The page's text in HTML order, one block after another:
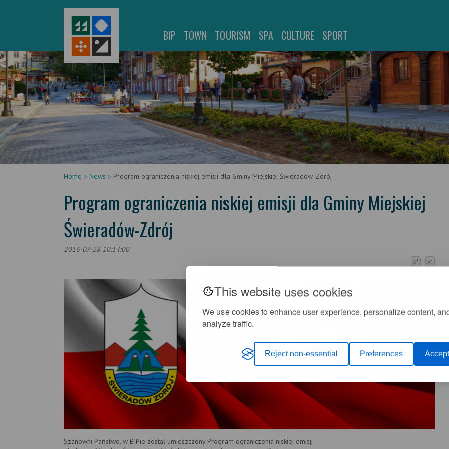
This website uses cookies
We use cookies to enhance user experience, personalize content,
analyze traffic.
Reject non-essential Preferences Accept
BIP TOWN TOURISM SPA CULTURE SPORT
Home » News » Program ograniczenia niskiej emisji dla Gminy Miejskiej Świeradów-Zdrój
Program ograniczenia niskiej emisji dla Gminy Miejskiej
Świeradów-Zdrój
2016-07-28 10:14:00
A+ A-
Szanowni Państwo, w BIPie został umieszczony Program ograniczenia niskiej emisji